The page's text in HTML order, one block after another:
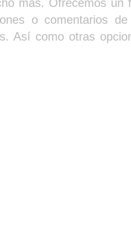
o comentarios
Así como otras